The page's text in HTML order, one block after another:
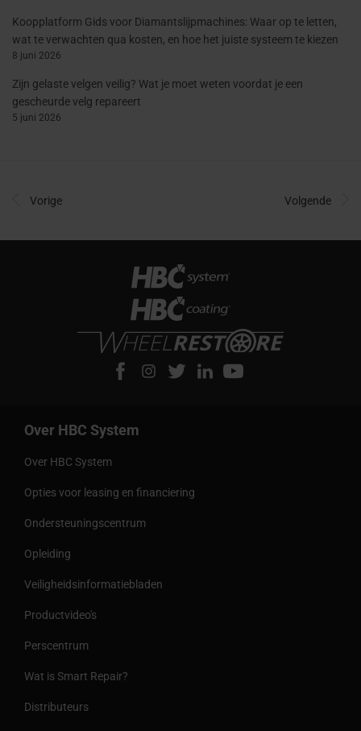
Koopplatform Gids voor Diamantslijpmachines: Waar op te letten,
wat te verwachten qua kosten, en hoe het juiste systeem te kiezen
8 juni 2026
Zijn gelaste velgen veilig? Wat je moet weten voordat je een
gescheurde velg repareert
5 juni 2026
Vorige Volgende
Over HBC System
Over HBC System
Opties voor leasing en financiering
Ondersteuningscentrum
Opleiding
Veiligheidsinformatiebladen
Productvideo's
Perscentrum
Wat is Smart Repair?
Distributeurs